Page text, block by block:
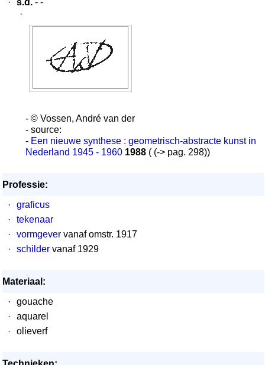
·
s.d. - -
·
- © Vossen, André van der
- source:
- Een nieuwe synthese : geometrisch-abstracte kunst in
Nederland 1945 - 1960 1988 ( (-> pag. 298))
Professie:
·
graficus
·
tekenaar
·
vormgever vanaf omstr. 1917
·
schilder vanaf 1929
Materiaal:
·
gouache
·
aquarel
·
olieverf